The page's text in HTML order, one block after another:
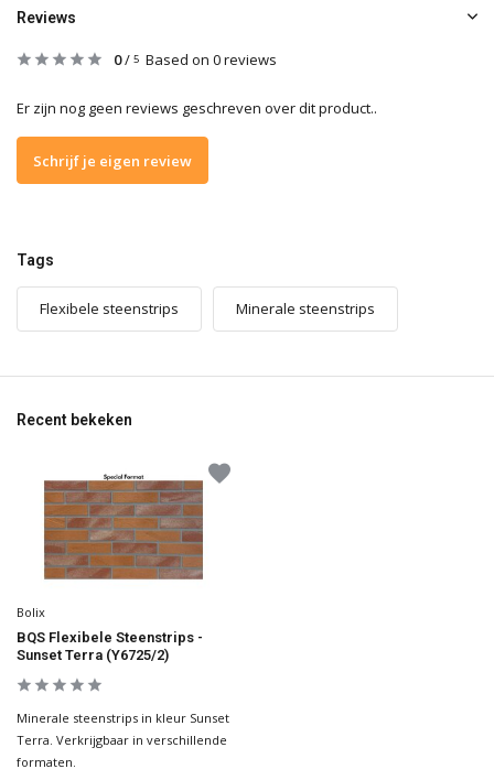
Reviews
0/ 5 Based on 0 reviews
Er zijn nog geen reviews geschreven over dit product..
Schrijf je eigen review
Tags
Flexibele steenstrips Minerale steenstrips
Recent bekeken
Bolix
BQS Flexibele Steenstrips -
Sunset Terra (Y6725/2)
Minerale steenstrips in kleur Sunset
Terra. Verkrijgbaar in verschillende
formaten.